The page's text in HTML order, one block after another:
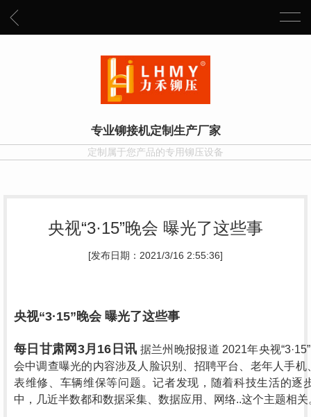
专业铆接机定制生产厂家
定制属于您产品的专用铆压设备
央视“3·15”晚会 曝光了这些事
[发布日期：2021/3/16 2:55:36]
央视“3·15”晚会 曝光了这些事
每日甘肃网3月16日讯 据兰州晚报报道 2021年央视
会中调查曝光的内容涉及人脸识别、招聘平台、老年人手
表维修、车辆维保等问题。记者发现，随着科技生活的逐
中，几近半数都和数据采集、数据应用、网络..这个主题相关